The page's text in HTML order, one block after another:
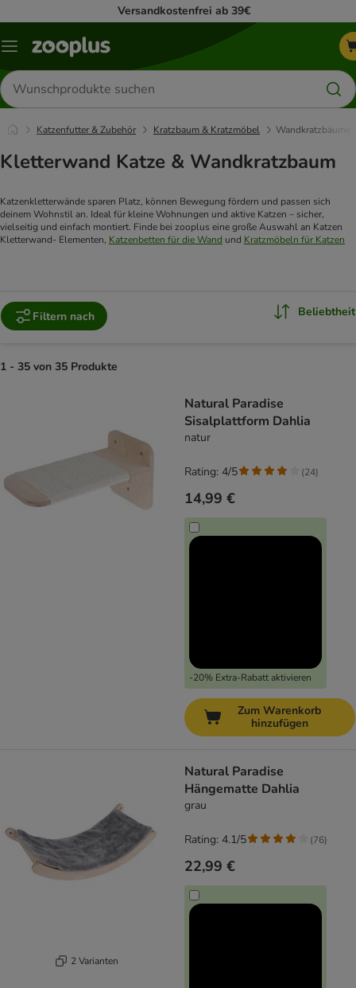
Versandkostenfrei ab 39€
Menü
Produkte
suchen
Katzenfutter & Zubehör Kratzbaum & Kratzmöbel Wandkratzbäume
Kletterwand Katze & Wandkratzbaum
Katzenkletterwände sparen Platz, können Bewegung fördern und passen sich
deinem Wohnstil an. Ideal für kleine Wohnungen und aktive Katzen – sicher,
vielseitig und einfach montiert. Finde bei zooplus eine große Auswahl an Katzen
Kletterwand- Elementen, Katzenbetten für die Wand und Kratzmöbeln für Katzen
Filtern nach Beliebtheit
1 - 35 von 35 Produkte
Natural Paradise
Sisalplattform Dahlia
natur
14,99 €
-20% Extra-Rabatt aktivieren
Rating: 4/5 (24)
Zum Warenkorb
hinzufügen
2 Varianten
Natural Paradise
Hängematte Dahlia
grau
22,99 €
Rating: 4.1/5 (76)